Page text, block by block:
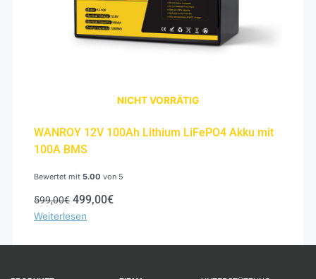
NICHT VORRÄTIG
WANROY 12V 100Ah Lithium LiFePO4 Akku mit
100A BMS
Bewertet mit 5.00 von 5
599,00€ 499,00€
Weiterlesen